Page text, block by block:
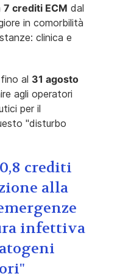
7 crediti ECM dal
in comorbilità
clinica e
al 31 agosto
agli operatori
per il
"disturbo
crediti
alla
infettiva